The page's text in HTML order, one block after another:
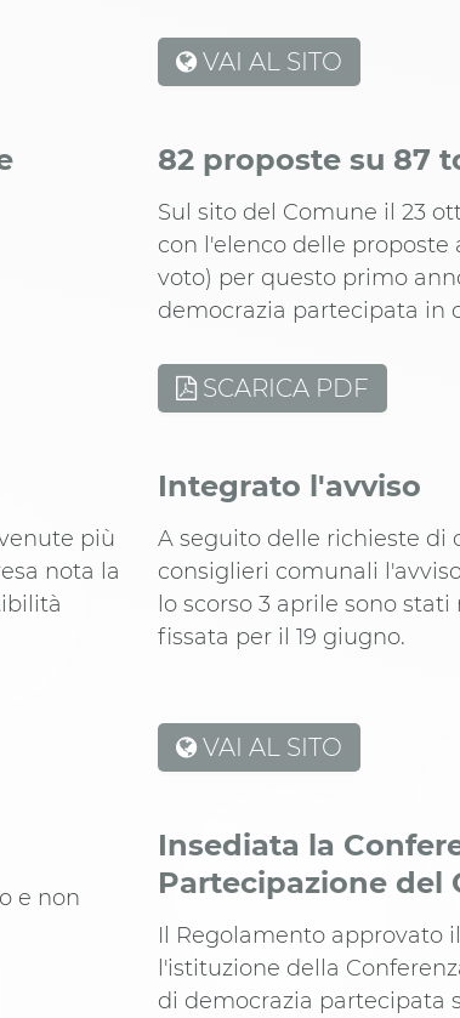
VAI AL SITO
82 proposte su 87
Sul sito del Comune il 23
con l'elenco delle proposte
voto) per questo primo
democrazia partecipata in
SCARICA PDF
più
nota la
Integrato l'avviso
A seguito delle richieste
consiglieri comunali
lo scorso 3 aprile sono
fissata per il 19 giugno.
VAI AL SITO
e non
Insediata la
Partecipazione del
Il Regolamento approvato
l'istituzione della
di democrazia partecipata